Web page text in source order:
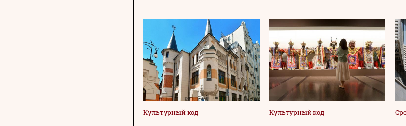
Культурный код Культурный код